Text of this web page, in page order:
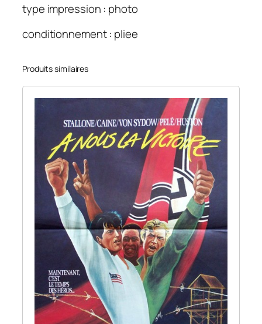
type impression : photo
conditionnement : pliee
Produits similaires